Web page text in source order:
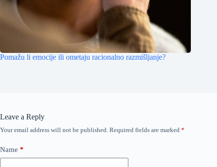
Pomažu li emocije ili ometaju racionalno razmišljanje?
Leave a Reply
Your email address will not be published. Required fields are marked *
Name *